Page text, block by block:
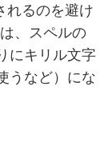
れるのを避け
、スペルの
にキリル文字
うなど）にな